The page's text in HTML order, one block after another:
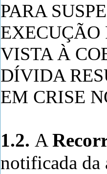
PARA
VISTA À
DÍVIDA
EM CRISE
1.2. A
notificada da